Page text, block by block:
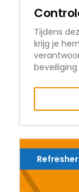
Tijdens
krijg je
Refresher